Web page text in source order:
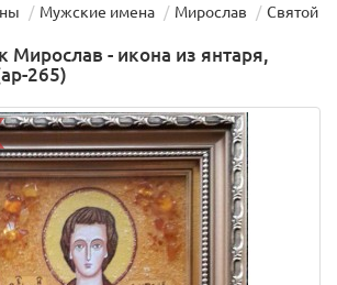
Мужские имена Мирослав Святой
Мирослав - икона из янтаря,
265)